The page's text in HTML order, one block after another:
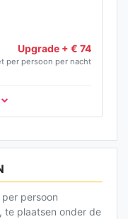
Upgrade + € 74
per persoon per nacht
persoon
plaatsen onder de